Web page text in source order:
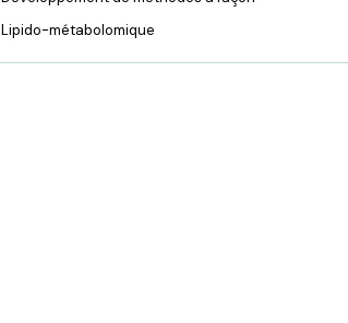
Lipido-métabolomique